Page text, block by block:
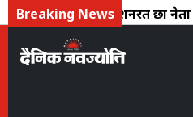
Breaking Newsअनशनरत छात्र